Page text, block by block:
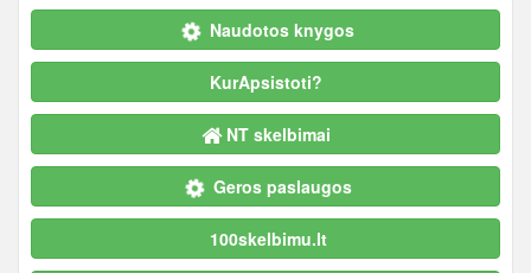
Naudotos knygos
KurApsistoti?
NT skelbimai
Geros paslaugos
100skelbimu.lt